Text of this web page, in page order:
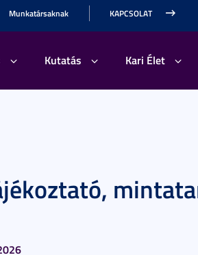
Munkatársaknak KAPCSOLAT
Kutatás Kari Élet